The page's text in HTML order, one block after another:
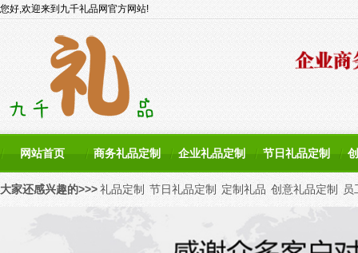
网站首页 商务礼品定制 企业礼品定制 节日礼品定制
您好,欢迎来到九千礼品网官方网站!
大家还感兴趣的>>>礼品定制 节日礼品定制 定制礼品 创意礼品定制 员